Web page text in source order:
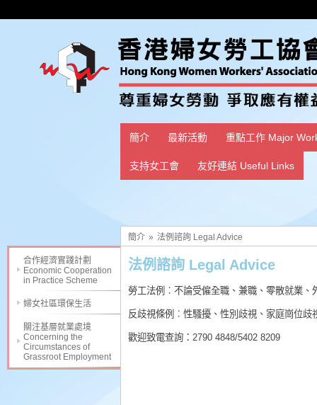
簡介 最新活動 重點工作 Major
支持女工會 友好連結 Useful Links
合作經濟實踐計劃
Economic Cooperation
in Practice Scheme
婦女社區環保生活
關注基層就業處境
Concerning the
Circumstances of
Grassroot Employment
簡介 » 法例諮詢 Legal Advice
法例諮詢 Legal Advice
勞工法例︰不論受僱全職、兼職、零散就業、
反歧視條例︰性騷擾、性別歧視、家庭崗位歧
歡迎致電查詢：2790 4848/5402 8209